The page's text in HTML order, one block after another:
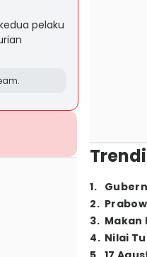
pelaku
1.
2.
3. Makan
4. Nilai